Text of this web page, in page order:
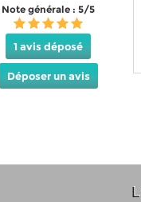
Note générale : 5/5
1 avis déposé
Déposer un avis